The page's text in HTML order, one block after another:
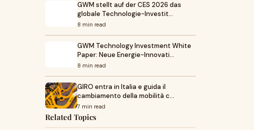
GWM stellt auf der CES 2026 das
globale Technologie-Investit…
8 min read
GWM Technology Investment White
Paper: Neue Energie-Innovati…
8 min read
GIRO entra in Italia e guida il
cambiamento della mobilità c…
7 min read
Related Topics